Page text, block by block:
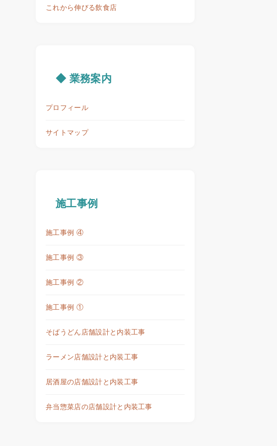
これから伸びる飲食店
◆ 業務案内
プロフィール
サイトマップ
施工事例
施工事例 ④
施工事例 ③
施工事例 ②
施工事例 ①
そばうどん店舗設計と内装工事
ラーメン店舗設計と内装工事
居酒屋の店舗設計と内装工事
弁当惣菜店の店舗設計と内装工事